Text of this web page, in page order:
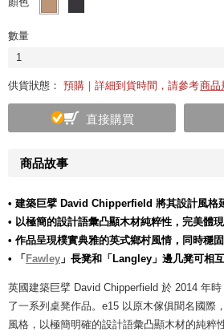
商品故事
• 建築巨擘 David Chipperfield 將其設計風格
• 以極簡的設計語彙凸顯木材純粹性，完美體
• 作品呈現樸實典雅的英式鄉村風情 ，同時穩
• 「 Fawley 」長凳和「Langley」邊几凳可相
英國建築巨擘 David Chipperfield 於 2014 年
了一系列桌凳作品。e15 以原木傢俱聞名國際
風格，以極簡明確的設計語彙凸顯木材的純粹
數量
1
供貨狀態： 預購｜詳細到貨時間，請參考商品
直接購買